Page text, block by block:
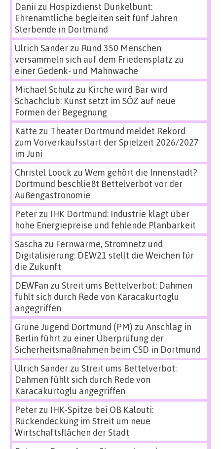
Danii zu Hospizdienst Dunkelbunt:
Ehrenamtliche begleiten seit fünf Jahren
Sterbende in Dortmund
Ulrich Sanderzu Rund 350 Menschen
versammeln sich auf dem Friedensplatz zu
einer Gedenk- und Mahnwache
Michael Schulz zu Kirche wird Bar wird
Schachclub: Kunst setzt im SÖZ auf neue
Formen der Begegnung
Katte zu Theater Dortmund meldet Rekord
zum Vorverkaufsstart der Spielzeit 2026/2027
im Juni
Christel Loock zu Wem gehört die Innenstadt?
Dortmund beschließt Bettelverbot vor der
Außengastronomie
Peterzu IHK Dortmund: Industrie klagt über
hohe Energiepreise und fehlende Planbarkeit
Sascha zu Fernwärme, Stromnetz und
Digitalisierung: DEW21 stellt die Weichen für
die Zukunft
DEWFan zu Streit ums Bettelverbot: Dahmen
fühlt sich durch Rede von Karacakurtoglu
angegriffen
Grüne Jugend Dortmund (PM) zu Anschlag in
Berlin führt zu einer Überprüfung der
Sicherheitsmaßnahmen beim CSD in Dortmund
Ulrich Sanderzu Streit ums Bettelverbot:
Dahmen fühlt sich durch Rede von
Karacakurtoglu angegriffen
Peterzu IHK-Spitze bei OB Kalouti:
Rückendeckung im Streit um neue
Wirtschaftsflächen der Stadt